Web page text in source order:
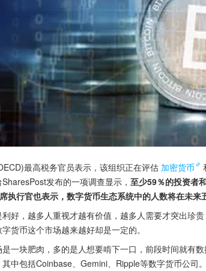
最高税务官员表示，该组织正在评估 加密货币
发布的一项调查显示， 至少59％的投资者
执行官也表示，数字货币生态系统中的人数将在未来
好，越多人重视才越有价值，越多人需要才突出珍
货币这个市场越来越好却是一定的。
一块肥肉，多的是人想要啃下一口，前段时间就有
中包括Coinbase、Gemini、Ripple等数字货币公司